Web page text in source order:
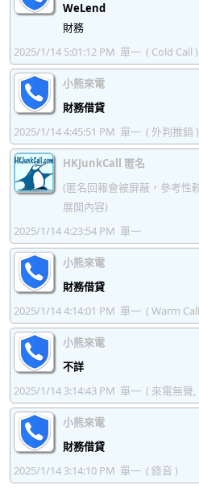
37492575
37492576
37492579
37492580
37492583
37492584
37492587
37492588
37492591
37492592
37492595
37492596
37492599
WeLend
財務
2025/1/14 5:01:12 PM 單一 ( Cold Call )
小熊來電
財務借貸
2025/1/14 4:45:51 PM 單一 ( 外判推銷 )
HKJunkCall 匿名
(匿名回報會被屏蔽，參考性
展開內容)
2025/1/14 4:23:54 PM 單一
小熊來電
財務借貸
2025/1/14 4:14:01 PM 單一 ( Warm
小熊來電
不詳
2025/1/14 3:14:43 PM 單一 ( 來電無聲
小熊來電
財務借貸
2025/1/14 3:14:10 PM 單一 ( 錄音 )